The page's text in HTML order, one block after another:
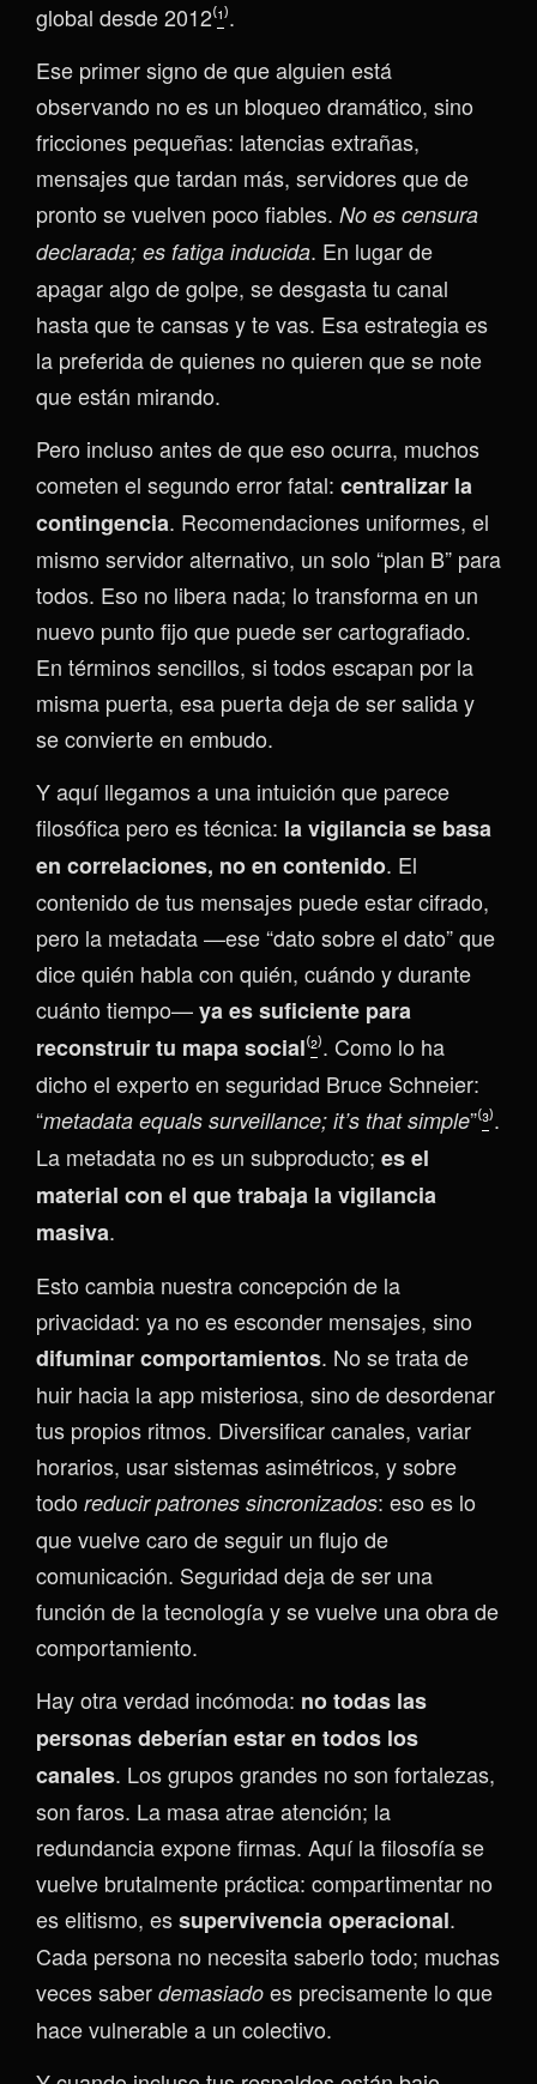
global desde 2012⁽¹⁾.
Ese primer signo de que alguien está
observando no es un bloqueo dramático, sino
fricciones pequeñas: latencias extrañas,
mensajes que tardan más, servidores que de
pronto se vuelven poco fiables. No es censura
declarada; es fatiga inducida. En lugar de
apagar algo de golpe, se desgasta tu canal
hasta que te cansas y te vas. Esa estrategia es
la preferida de quienes no quieren que se note
que están mirando.
Pero incluso antes de que eso ocurra, muchos
cometen el segundo error fatal: centralizar la
contingencia. Recomendaciones uniformes, el
mismo servidor alternativo, un solo “plan B” para
todos. Eso no libera nada; lo transforma en un
nuevo punto fijo que puede ser cartografiado.
En términos sencillos, si todos escapan por la
misma puerta, esa puerta deja de ser salida y
se convierte en embudo.
Y aquí llegamos a una intuición que parece
filosófica pero es técnica: la vigilancia se basa
en correlaciones, no en contenido. El
contenido de tus mensajes puede estar cifrado,
pero la metadata —ese “dato sobre el dato” que
dice quién habla con quién, cuándo y durante
cuánto tiempo—ya es suficiente para
reconstruir tu mapa social⁽²⁾. Como lo ha
dicho el experto en seguridad Bruce Schneier:
“metadata equals surveillance; it’s that simple”⁽³⁾.
La metadata no es un subproducto; es el
material con el que trabaja la vigilancia
masiva.
Esto cambia nuestra concepción de la
privacidad: ya no es esconder mensajes, sino
difuminar comportamientos. No se trata de
huir hacia la app misteriosa, sino de desordenar
tus propios ritmos. Diversificar canales, variar
horarios, usar sistemas asimétricos, y sobre
todo reducir patrones sincronizados: eso es lo
que vuelve caro de seguir un flujo de
comunicación. Seguridad deja de ser una
función de la tecnología y se vuelve una obra de
comportamiento.
Hay otra verdad incómoda: no todas las
personas deberían estar en todos los
canales. Los grupos grandes no son fortalezas,
son faros. La masa atrae atención; la
redundancia expone firmas. Aquí la filosofía se
vuelve brutalmente práctica: compartimentar no
es elitismo, essupervivencia operacional.
Cada persona no necesita saberlo todo; muchas
veces saber demasiado es precisamente lo que
hace vulnerable a un colectivo.